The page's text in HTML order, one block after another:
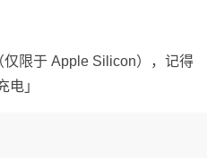
限于 Apple Silicon），记得
电」